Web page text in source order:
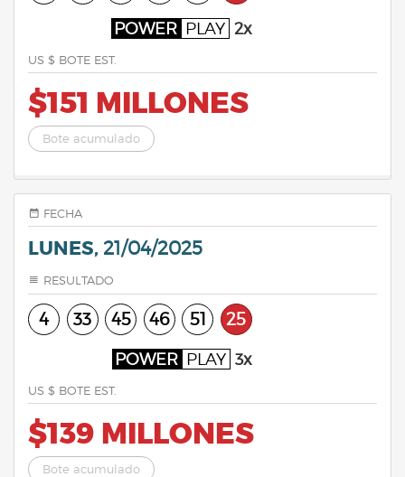
POWER PLAY 2x
US $ BOTE EST.
$151 MILLONES
Bote acumulado
FECHA
LUNES, 21/04/2025
RESULTADO
4 33 45 46 51 25
POWER PLAY 3x
US $ BOTE EST.
$139 MILLONES
Bote acumulado